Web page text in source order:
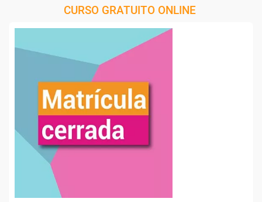
CURSO GRATUITO ONLINE